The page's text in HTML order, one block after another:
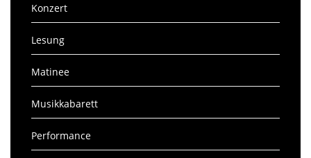
Konzert
Lesung
Matinee
Musikkabarett
Performance